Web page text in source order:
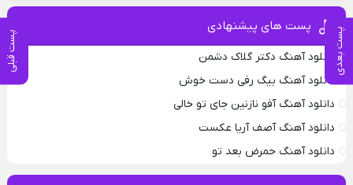
پست بعدی پست قبلی
پست های پیشنهادی
دانلود آهنگ دکتر گلاک دشمن
دانلود آهنگ بیگ رفی دست خوش
دانلود آهنگ آفو نازنین جای تو خالی
دانلود آهنگ آصف آریا عکست
دانلود آهنگ حمرض بعد تو